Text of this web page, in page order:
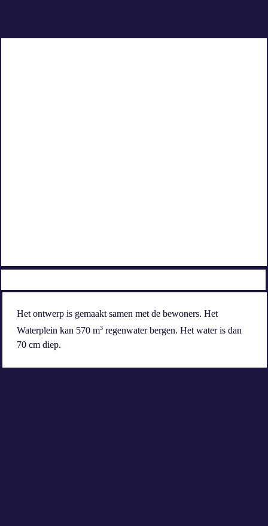
Het ontwerp is gemaakt samen met de bewoners. Het
Waterplein kan 570 m3 regenwater bergen. Het water is dan
70 cm diep.